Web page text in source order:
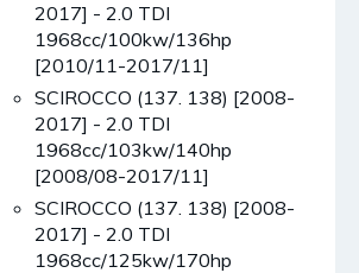
2017] - 2.0 TDI
1968cc/100kw/136hp
[2010/11-2017/11]
SCIROCCO (137. 138) [2008-
2017] - 2.0 TDI
1968cc/103kw/140hp
[2008/08-2017/11]
SCIROCCO (137. 138) [2008-
2017] - 2.0 TDI
1968cc/125kw/170hp